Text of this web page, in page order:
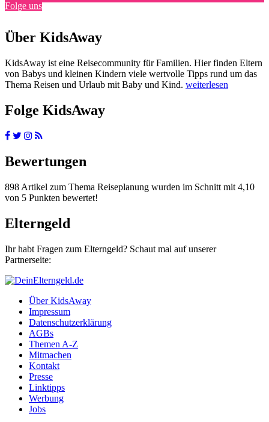
Folge uns
Über KidsAway
KidsAway ist eine Reisecommunity für Familien. Hier finden Eltern
von Babys und kleinen Kindern viele wertvolle Tipps rund um das
Thema Reisen und Urlaub mit Baby und Kind. weiterlesen
Folge KidsAway
Bewertungen
898 Artikel zum Thema Reiseplanung wurden im Schnitt mit 4,10
von 5 Punkten bewertet!
Elterngeld
Ihr habt Fragen zum Elterngeld? Schaut mal auf unserer
Partnerseite:
Über KidsAway
Impressum
Datenschutzerklärung
AGBs
Themen A-Z
Mitmachen
Kontakt
Presse
Linktipps
Werbung
Jobs